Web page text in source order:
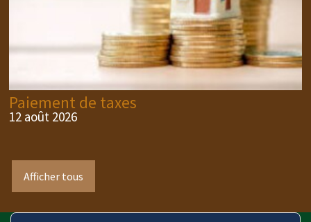
Paiement de taxes
12 août 2026
Afficher tous